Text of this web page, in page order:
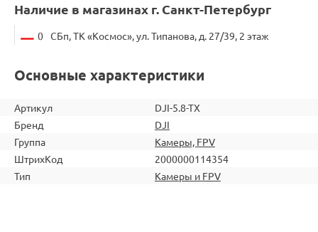
Наличие в магазинах г. Санкт-Петербург
0 СБп, ТК «Космос», ул. Типанова, д. 27/39, 2 этаж
Основные характеристики
Артикул
DJI-5.8-TX
Бренд
DJI
Группа
Камеры, FPV
ШтрихКод
2000000114354
Тип
Камеры и FPV